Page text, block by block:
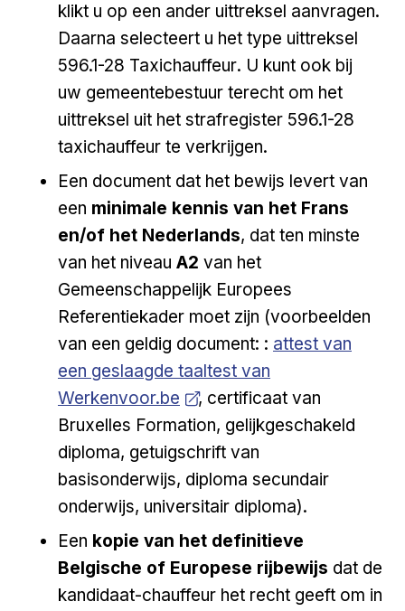
klikt u op een ander uittreksel aanvragen.
Daarna selecteert u het type uittreksel
596.1-28 Taxichauffeur. U kunt ook bij
uw gemeentebestuur terecht om het
uittreksel uit het strafregister 596.1-28
taxichauffeur te verkrijgen.
Een document dat het bewijs levert van
een minimale kennis van het Frans
en/of het Nederlands, dat ten minste
van het niveau A2 van het
Gemeenschappelijk Europees
Referentiekader moet zijn (voorbeelden
van een geldig document: : Open a new
attest van
een geslaagde taaltest van
Werkenvoor.be
, certificaat van
Bruxelles Formation, gelijkgeschakeld
diploma, getuigschrift van
basisonderwijs, diploma secundair
onderwijs, universitair diploma).
Een kopie van het definitieve
Belgische of Europese rijbewijs dat de
kandidaat-chauffeur het recht geeft om in